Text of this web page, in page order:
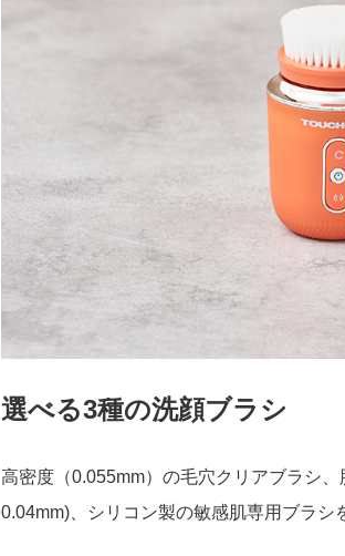
選べる3種の洗顔ブラシ
高密度（0.055mm）の毛穴クリアブラシ
0.04mm)、シリコン製の敏感肌専用ブラシ